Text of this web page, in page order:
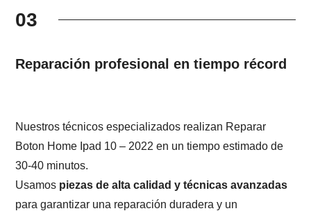
03
Reparación profesional en tiempo récord
Nuestros técnicos especializados realizan Reparar
Boton Home Ipad 10 – 2022 en un tiempo estimado de
30-40 minutos.
Usamos piezas de alta calidad y técnicas avanzadas
para garantizar una reparación duradera y un